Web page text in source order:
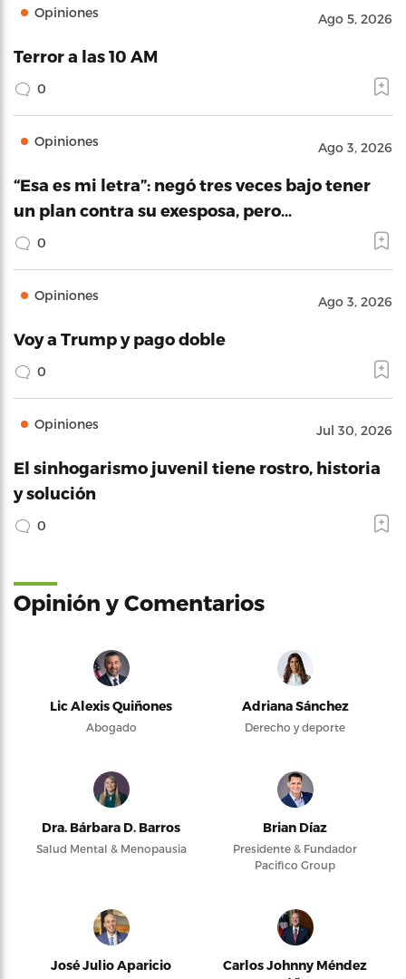
Opiniones Ago 5, 2026
Terror a las 10 AM
0
Opiniones Ago 3, 2026
“Esa es mi letra”: negó tres veces bajo tener
un plan contra su exesposa, pero…
0
Opiniones Ago 3, 2026
Voy a Trump y pago doble
0
Opiniones Jul 30, 2026
El sinhogarismo juvenil tiene rostro, historia
y solución
0
Opinión y Comentarios
Lic Alexis Quiñones
Abogado
Adriana Sánchez
Derecho y deporte
Dra. Bárbara D. Barros
Salud Mental & Menopausia
Brian Díaz
Presidente & Fundador
Pacifico Group
José Julio Aparicio
Carlos Johnny Méndez